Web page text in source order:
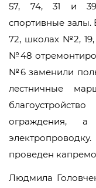
57, 74, 31 и 39
спортивные
72, школах №2,
№48
№6 заменили
лестничные
проведен
Людмила